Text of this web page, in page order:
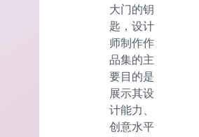
大门的钥
匙，设计
师制作作
品集的主
要目的是
展示其设
计能力、
创意水平